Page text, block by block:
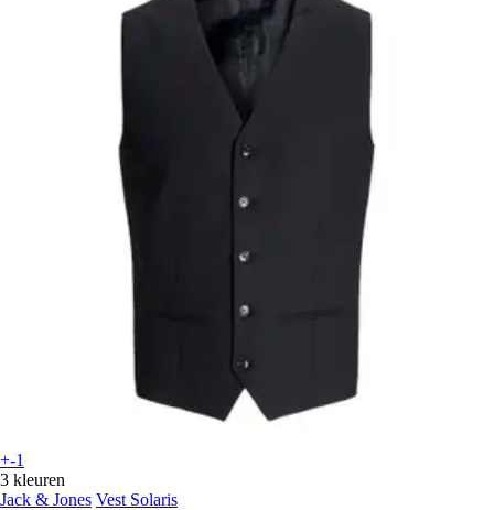
+-1
3 kleuren
Jack & Jones Vest Solaris